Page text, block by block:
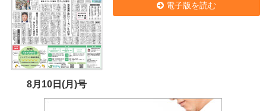
8月10日(月)号
電子版を読む